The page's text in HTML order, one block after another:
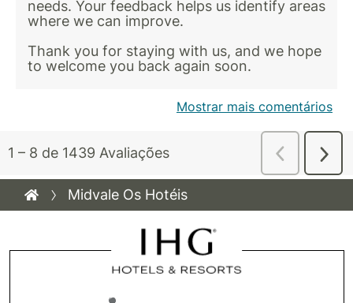
Midvale Os Hotéis